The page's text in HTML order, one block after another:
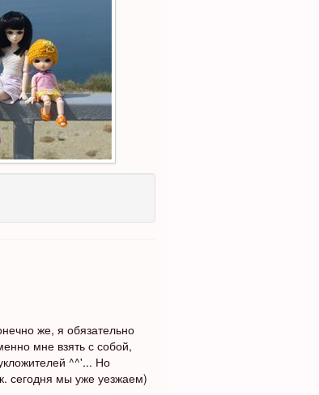
же, я обязательно
мне взять с собой,
^^'... Но
сегодня мы уже уезжаем)